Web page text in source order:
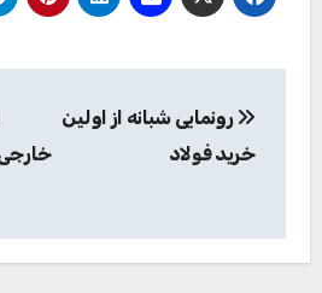
نوشته
رونمایی شبانه از اولین
خرید فولاد
خارجی